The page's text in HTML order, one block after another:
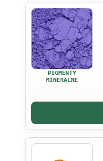
stronie
produktu
PIGMENTY
MINERALNE
Ten
produkt
ma
wiele
wariantów.
Opcje
na
stronie
produktu
Ten